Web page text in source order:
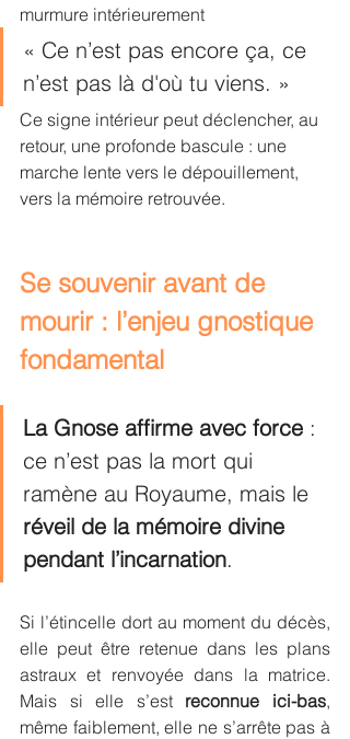
murmure intérieurement
« Ce n’est pas encore ça, ce
n’est pas là d'où tu viens. »
Ce signe intérieur peut déclencher, au
retour, une profonde bascule : une
marche lente vers le dépouillement,
vers la mémoire retrouvée.
Se souvenir avant de
mourir : l’enjeu gnostique
fondamental
La Gnose affirme avec force :
ce n’est pas la mort qui
ramène au Royaume, mais le
réveil de la mémoire divine
pendant l’incarnation.
Si l’étincelle dort au moment du décès,
elle peut être retenue dans les plans
astraux et renvoyée dans la matrice.
Mais si elle s’est reconnue ici-bas,
même faiblement, elle ne s’arrête pas à